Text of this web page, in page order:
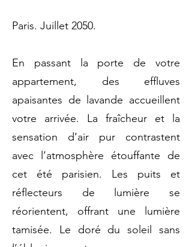
Paris. Juillet 2050.
En passant la porte de votre
appartement, des effluves
apaisantes de lavande accueillent
votre arrivée. La fraîcheur et la
sensation d’air pur contrastent
avec l’atmosphère étouffante de
cet été parisien. Les puits et
réflecteurs de lumière se
réorientent, offrant une lumière
tamisée. Le doré du soleil sans